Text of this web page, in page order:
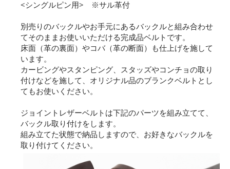
<シングルピン用> ※サル革付
別売りのバックルやお手元にあるバックルと組み合わせ
てそのままお使いいただける完成品ベルトです。
床面（革の裏面）やコバ（革の断面）も仕上げを施して
います。
カービングやスタンピング、スタッズやコンチョの取り
付けなどを施して、オリジナル品のブランクベルトとし
てもお使いください。
ジョイントレザーベルトは下記のパーツを組み立てて、
バックル取り付けをします。
組み立てた状態で納品しますので、お好きなバックルを
取り付けてください。